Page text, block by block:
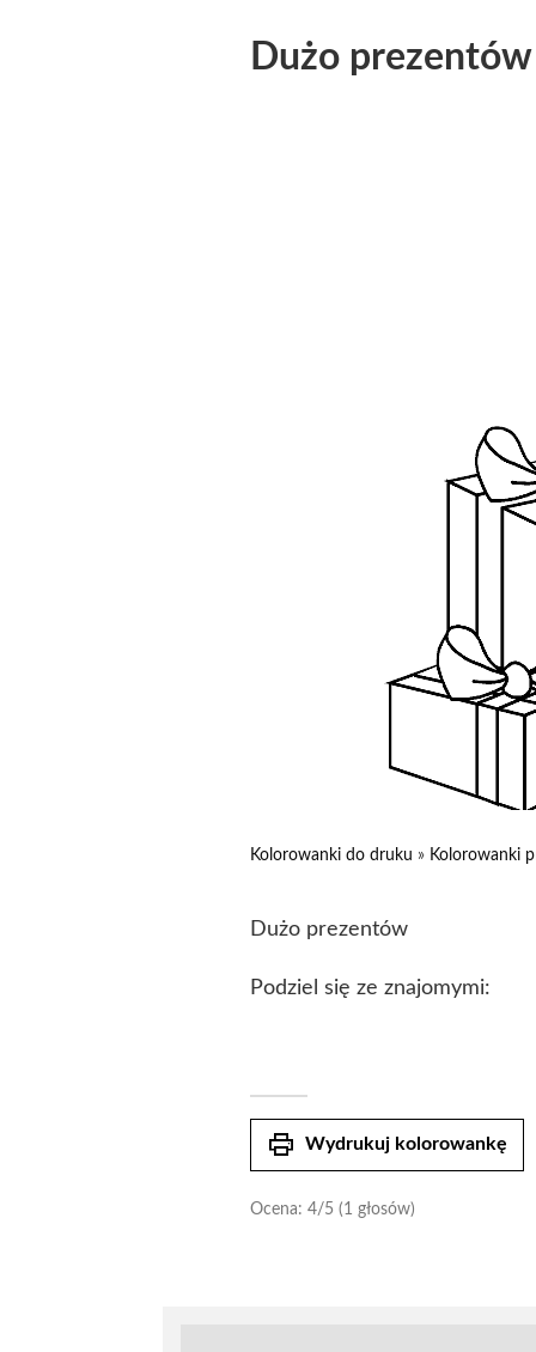
Dużo prezentów
Kolorowanki do druku » Kolorowanki
Dużo prezentów
Podziel się ze znajomymi:
print Wydrukuj kolorowankę
Ocena: 4/5 (1 głosów)